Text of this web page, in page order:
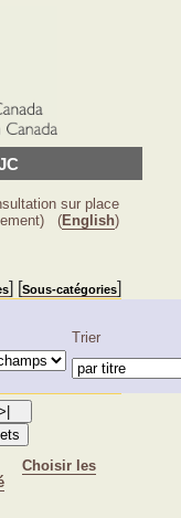
sur place
(English)
] [Sous-catégories]
Trier
Choisir les